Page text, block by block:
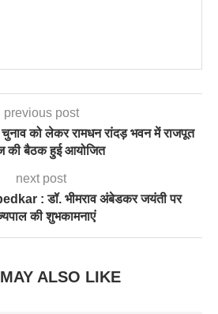
previous post
को लेकर रामधन रांदड़ भवन में राजपूत
की बैठक हुई आयोजित
next post
: डॉ. भीमराव अंबेडकर जयंती पर
की शुभकामनाएं
ALSO LIKE